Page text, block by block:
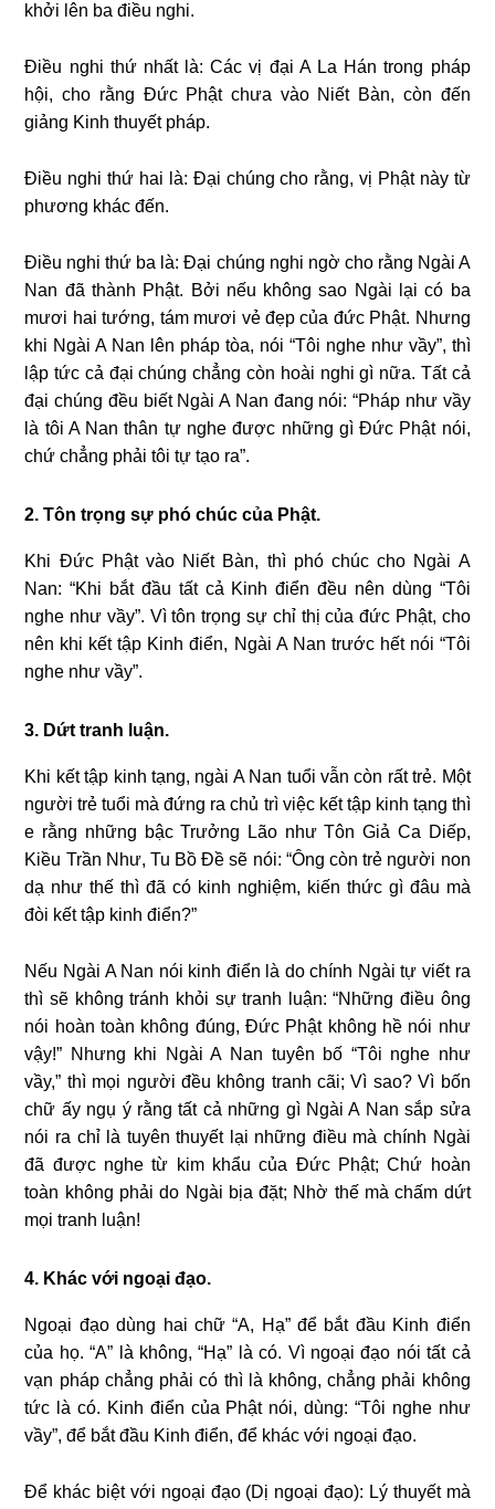
khởi lên ba điều nghi.
Ðiều nghi thứ nhất là: Các vị đại A La Hán trong pháp
hội, cho rằng Ðức Phật chưa vào Niết Bàn, còn đến
giảng Kinh thuyết pháp.
Ðiều nghi thứ hai là: Ðại chúng cho rằng, vị Phật này từ
phương khác đến.
Ðiều nghi thứ ba là: Ðại chúng nghi ngờ cho rằng Ngài A
Nan đã thành Phật. Bởi nếu không sao Ngài lại có ba
mươi hai tướng, tám mươi vẻ đẹp của đức Phật. Nhưng
khi Ngài A Nan lên pháp tòa, nói “Tôi nghe như vầy”, thì
lập tức cả đại chúng chẳng còn hoài nghi gì nữa. Tất cả
đại chúng đều biết Ngài A Nan đang nói: “Pháp như vầy
là tôi A Nan thân tự nghe được những gì Ðức Phật nói,
chứ chẳng phải tôi tự tạo ra”.
2. Tôn trọng sự phó chúc của Phật.
Khi Ðức Phật vào Niết Bàn, thì phó chúc cho Ngài A
Nan: “Khi bắt đầu tất cả Kinh điển đều nên dùng “Tôi
nghe như vầy”. Vì tôn trọng sự chỉ thị của đức Phật, cho
nên khi kết tập Kinh điển, Ngài A Nan trước hết nói “Tôi
nghe như vầy”.
3. Dứt tranh luận.
Khi kết tập kinh tạng, ngài A Nan tuổi vẫn còn rất trẻ. Một
người trẻ tuổi mà đứng ra chủ trì việc kết tập kinh tạng thì
e rằng những bậc Trưởng Lão như Tôn Giả Ca Diếp,
Kiều Trần Như, Tu Bồ Ðề sẽ nói: “Ông còn trẻ người non
dạ như thế thì đã có kinh nghiệm, kiến thức gì đâu mà
đòi kết tập kinh điển?”
Nếu Ngài A Nan nói kinh điển là do chính Ngài tự viết ra
thì sẽ không tránh khỏi sự tranh luận: “Những điều ông
nói hoàn toàn không đúng, Ðức Phật không hề nói như
vậy!” Nhưng khi Ngài A Nan tuyên bố “Tôi nghe như
vầy,” thì mọi người đều không tranh cãi; Vì sao? Vì bốn
chữ ấy ngụ ý rằng tất cả những gì Ngài A Nan sắp sửa
nói ra chỉ là tuyên thuyết lại những điều mà chính Ngài
đã được nghe từ kim khẩu của Ðức Phật; Chứ hoàn
toàn không phải do Ngài bịa đặt; Nhờ thế mà chấm dứt
mọi tranh luận!
4. Khác với ngoại đạo.
Ngoại đạo dùng hai chữ “A, Hạ” để bắt đầu Kinh điển
của họ. “A” là không, “Hạ” là có. Vì ngoại đạo nói tất cả
vạn pháp chẳng phải có thì là không, chẳng phải không
tức là có. Kinh điển của Phật nói, dùng: “Tôi nghe như
vầy”, để bắt đầu Kinh điển, để khác với ngoại đạo.
Để khác biệt với ngoại đạo (Dị ngoại đạo): Lý thuyết mà